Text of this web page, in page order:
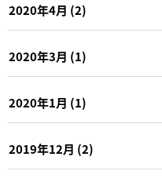
2020年4月 (2)
2020年3月 (1)
2020年1月 (1)
2019年12月 (2)